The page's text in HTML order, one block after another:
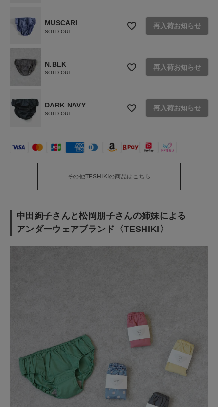
MUSCARI
SOLD OUT
再入荷お知らせ
N.BLK
SOLD OUT
再入荷お知らせ
DARK NAVY
SOLD OUT
再入荷お知らせ
その他TESHIKIの商品はこちら
中田絢子さんと松岡朋子さんの姉妹による
アンダーウェアブランド〈TESHIKI〉